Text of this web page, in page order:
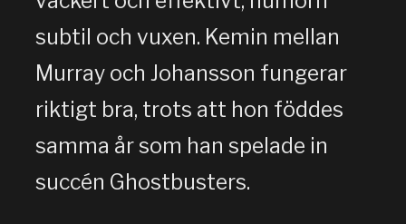
subtil och vuxen. Kemin mellan
Murray och Johansson fungerar
riktigt bra, trots att hon föddes
samma år som han spelade in
succén Ghostbusters.